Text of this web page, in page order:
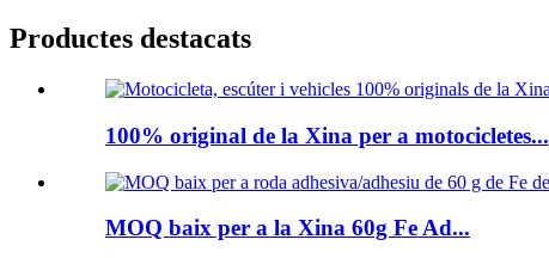
Productes destacats
100% original de la Xina per a motocicletes...
MOQ baix per a la Xina 60g Fe Ad...